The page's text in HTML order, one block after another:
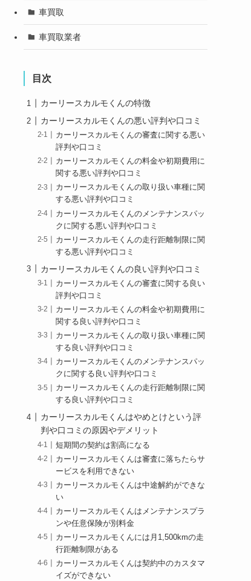
車買取
車買取業者
目次
カーリースカルモくんの特徴
カーリースカルモくんの悪い評判や口コミ
カーリースカルモくんの審査に関する悪い
評判や口コミ
カーリースカルモくんの料金や初期費用に
関する悪い評判や口コミ
カーリースカルモくんの取り扱い車種に関
する悪い評判や口コミ
カーリースカルモくんのメンテナンスパッ
クに関する悪い評判や口コミ
カーリースカルモくんの走行距離制限に関
する悪い評判や口コミ
カーリースカルモくんの良い評判や口コミ
カーリースカルモくんの審査に関する良い
評判や口コミ
カーリースカルモくんの料金や初期費用に
関する良い評判や口コミ
カーリースカルモくんの取り扱い車種に関
する良い評判や口コミ
カーリースカルモくんのメンテナンスパッ
クに関する良い評判や口コミ
カーリースカルモくんの走行距離制限に関
する良い評判や口コミ
カーリースカルモくんはやめとけという評
判や口コミの原因やデメリット
短期間の契約は割高になる
カーリースカルモくんは審査に落ちたらサ
ービスを利用できない
カーリースカルモくんは中途解約ができな
い
カーリースカルモくんはメンテナンスプラ
ンや任意保険が別料金
カーリースカルモくんには月1,500kmの走
行距離制限がある
カーリースカルモくんは契約中のカスタマ
イズができない